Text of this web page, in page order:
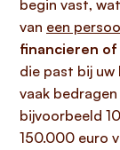
begin vast,
van een
financieren
die past bij uw
vaak
bijvoorbeeld
150.000 euro